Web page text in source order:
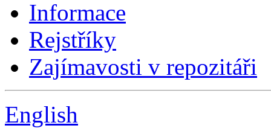
Informace
Rejstříky
Zajímavosti v repozitáři
English